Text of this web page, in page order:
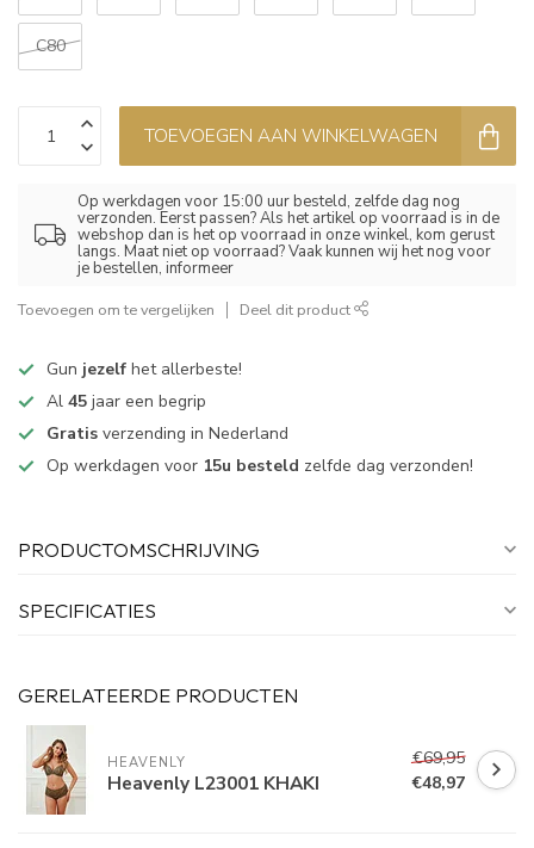
C80
TOEVOEGEN AAN WINKELWAGEN
Op werkdagen voor 15:00 uur besteld, zelfde dag nog
verzonden. Eerst passen? Als het artikel op voorraad is in de
webshop dan is het op voorraad in onze winkel, kom gerust
langs. Maat niet op voorraad? Vaak kunnen wij het nog voor
je bestellen, informeer
Toevoegen om te vergelijken Deel dit product
Gun jezelf het allerbeste!
Al 45 jaar een begrip
Gratis verzending in Nederland
Op werkdagen voor 15u besteld zelfde dag verzonden!
PRODUCTOMSCHRIJVING
SPECIFICATIES
GERELATEERDE PRODUCTEN
HEAVENLY
Heavenly L23001 KHAKI
€69,95
€48,97